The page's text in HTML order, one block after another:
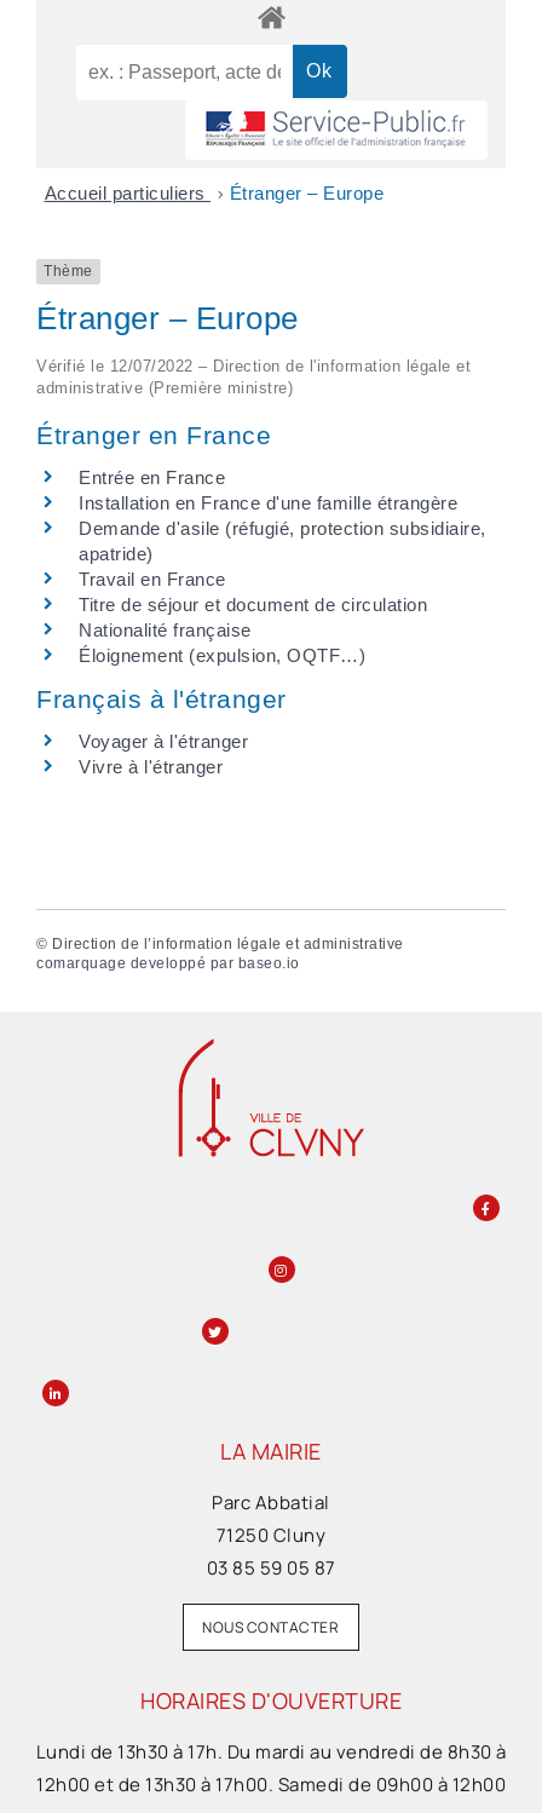
Accueil particuliers > Étranger – Europe
Thème
Étranger – Europe
Vérifié le 12/07/2022 – Direction de l'information légale et
administrative (Première ministre)
Étranger en France
Entrée en France
Installation en France d'une famille étrangère
Demande d'asile (réfugié, protection subsidiaire,
apatride)
Travail en France
Titre de séjour et document de circulation
Nationalité française
Éloignement (expulsion, OQTF…)
Français à l'étranger
Voyager à l'étranger
Vivre à l'étranger
© Direction de l’information légale et administrative
comarquage developpé par baseo.io
LA MAIRIE
Parc Abbatial
71250 Cluny
03 85 59 05 87
NOUS CONTACTER
HORAIRES D'OUVERTURE
Lundi de 13h30 à 17h. Du mardi au vendredi de 8h30 à
12h00 et de 13h30 à 17h00. Samedi de 09h00 à 12h00